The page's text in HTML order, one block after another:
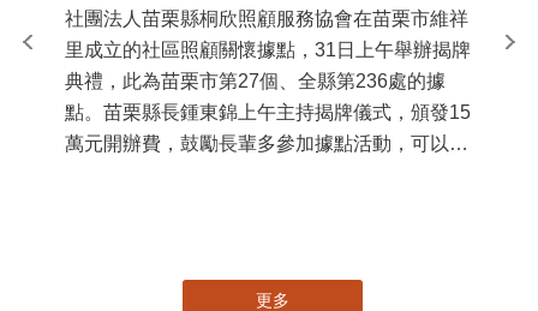
社團法人苗栗縣桐欣照顧服務協會在苗栗市維祥
里成立的社區照顧關懷據點，31日上午舉辦揭牌
典禮，此為苗栗市第27個、全縣第236處的據
點。苗栗縣長鍾東錦上午主持揭牌儀式，頒發15
萬元開辦費，鼓勵長輩多參加據點活動，可以更
苗
更多